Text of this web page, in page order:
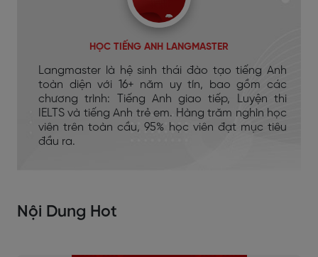
HỌC TIẾNG ANH LANGMASTER
Langmaster là hệ sinh thái đào tạo tiếng Anh
toàn diện với 16+ năm uy tín, bao gồm các
chương trình: Tiếng Anh giao tiếp, Luyện thi
IELTS và tiếng Anh trẻ em. Hàng trăm nghìn học
viên trên toàn cầu, 95% học viên đạt mục tiêu
đầu ra.
Nội Dung Hot